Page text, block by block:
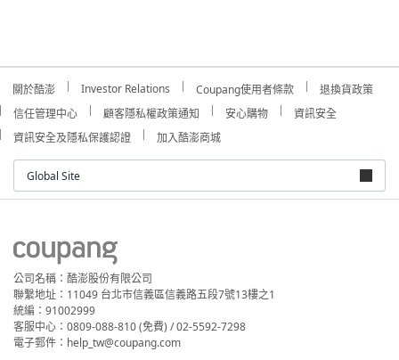
關於酷澎 Investor Relations Coupang使用者條款
退換貨政策
信任管理中心
顧客隱私權政策通知 安心購物
資訊安全
資訊安全及隱私保護認證
加入酷澎商城
Global Site
公司名稱：酷澎股份有限公司
聯繫地址：11049 台北市信義區信義路五段7號13樓之1
統編：91002999
客服中心：0809-088-810 (免費) / 02-5592-7298
電子郵件：help_tw@coupang.com